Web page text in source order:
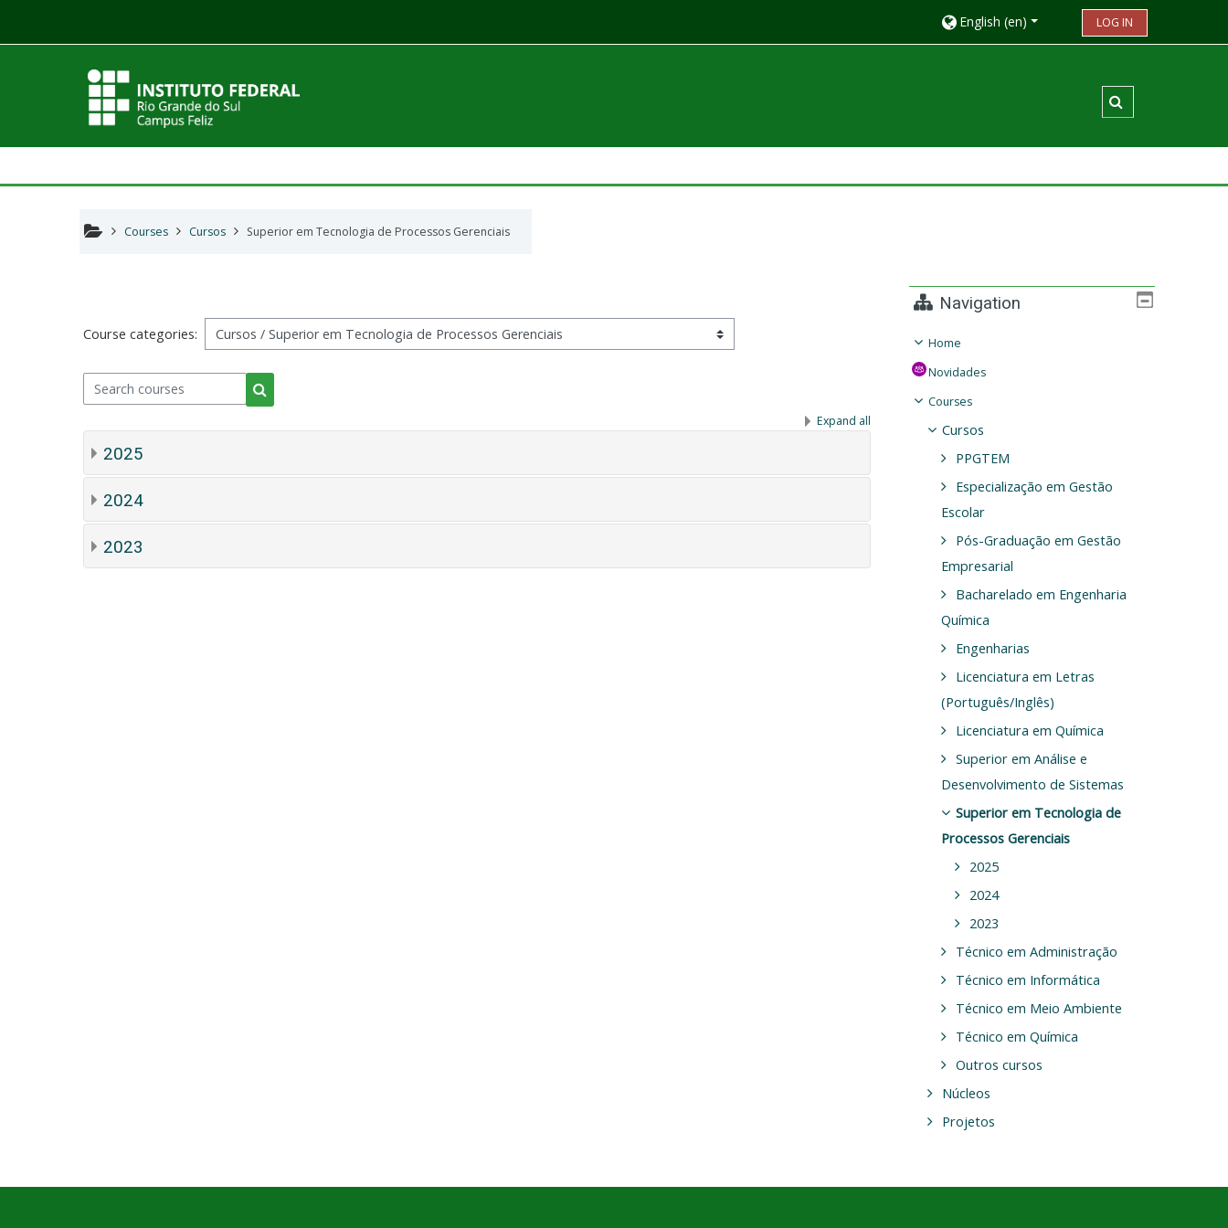
English ‎(en)‎ LOG IN
Courses Cursos Superior em Tecnologia de Processos Gerenciais
Course categories:
Search courses
Search courses
Expand all
2025
2024
2023
Navigation
Home
Novidades
Courses
Cursos
PPGTEM
Especialização em Gestão
Escolar
Pós-Graduação em Gestão
Empresarial
Bacharelado em Engenharia
Química
Engenharias
Licenciatura em Letras
(Português/Inglês)
Licenciatura em Química
Superior em Análise e
Desenvolvimento de Sistemas
Superior em Tecnologia de
Processos Gerenciais
2025
2024
2023
Técnico em Administração
Técnico em Informática
Técnico em Meio Ambiente
Técnico em Química
Outros cursos
Núcleos
Projetos